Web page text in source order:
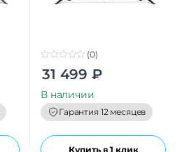
o
t
o
f
5
(0)
31 499 ₽
В наличии
Гарантия 12 месяцев
Купить в 1 клик